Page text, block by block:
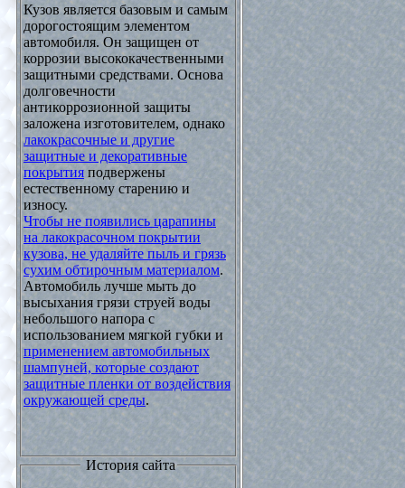
Кузов является базовым и самым
дорогостоящим элементом
автомобиля. Он защищен от
коррозии высококачественными
защитными средствами. Основа
долговечности
антикоррозионной защиты
заложена изготовителем, однако
лакокрасочные и другие
защитные и декоративные
покрытия подвержены
естественному старению и
износу.
Чтобы не появились царапины
на лакокрасочном покрытии
кузова, не удаляйте пыль и грязь
сухим обтирочным материалом.
Автомобиль лучше мыть до
высыхания грязи струей воды
небольшого напора с
использованием мягкой губки и
применением автомобильных
шампуней, которые создают
защитные пленки от воздействия
окружающей среды.
История сайта